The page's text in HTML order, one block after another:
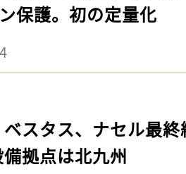
保護。初の定量化
ベスタス、ナセル最
拠点は北九州
ログイン